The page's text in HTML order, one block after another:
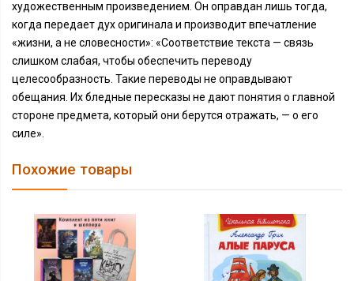
художественным произведением. Он оправдан лишь тогда,
когда передает дух оригинала и производит впечатление
«жизни, а не словесности»: «Соответствие текста — связь
слишком слабая, чтобы обеспечить переводу
целесообразность. Такие переводы не оправдывают
обещания. Их бледные пересказы не дают понятия о главной
стороне предмета, который они берутся отражать, — о его
силе».
Похожие товары